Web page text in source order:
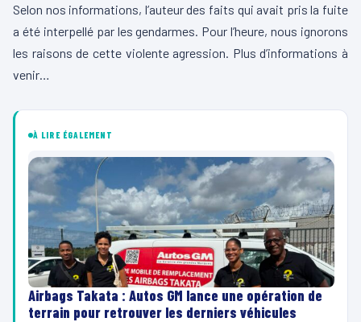
Selon nos informations, l’auteur des faits qui avait pris la fuite
a été interpellé par les gendarmes. Pour l’heure, nous ignorons
les raisons de cette violente agression. Plus d’informations à
venir…
À LIRE ÉGALEMENT
Airbags Takata : Autos GM lance une opération de
terrain pour retrouver les derniers véhicules